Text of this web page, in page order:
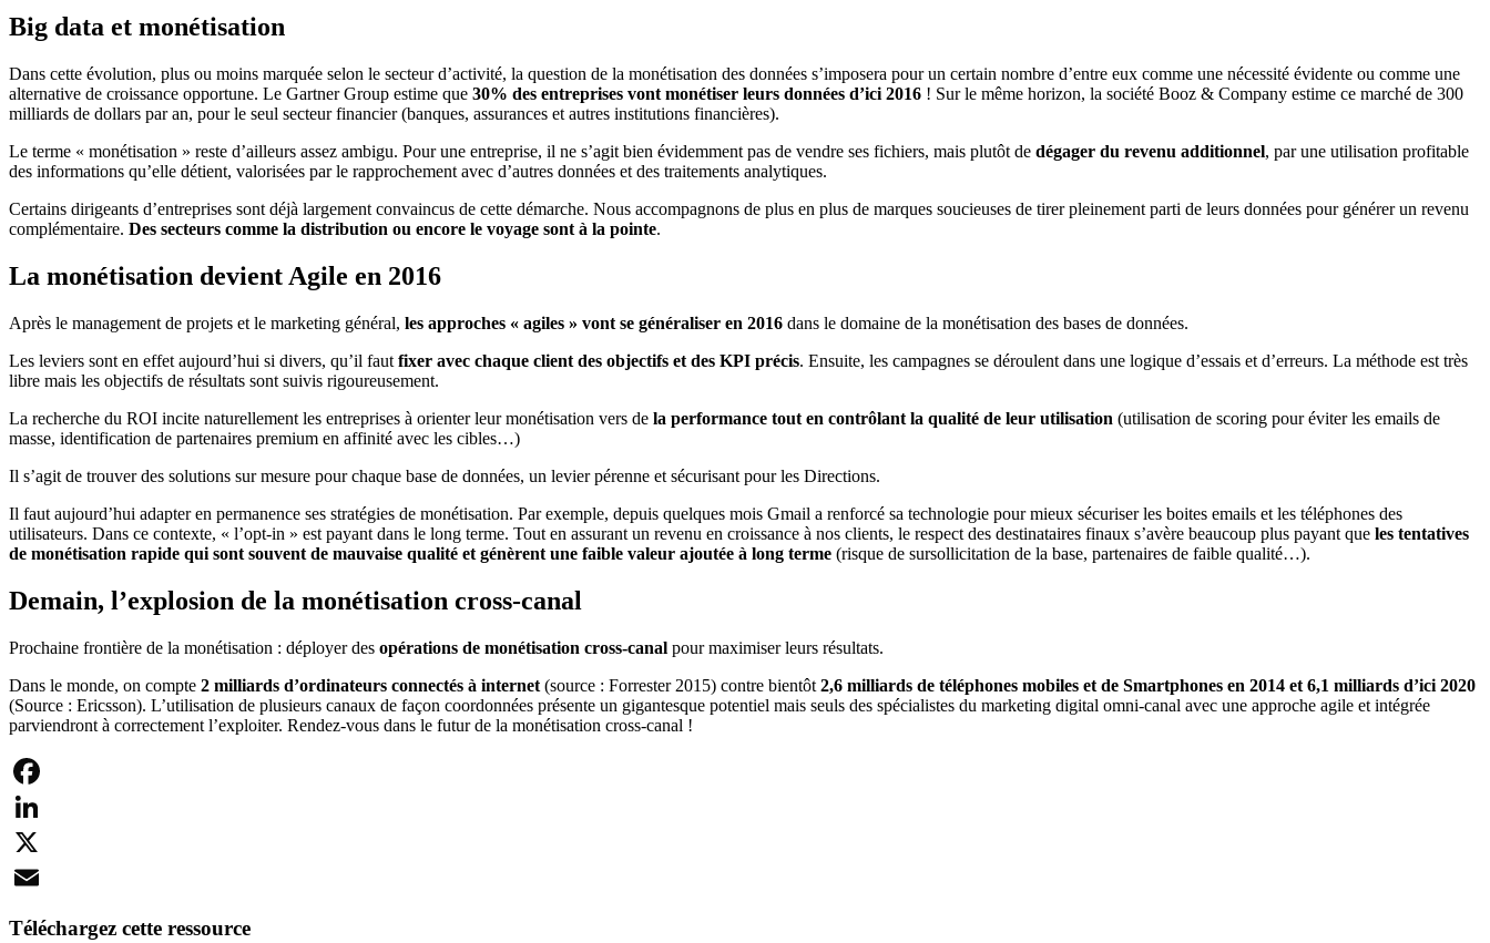
Big data et monétisation
Dans cette évolution, plus ou moins marquée selon le secteur d’activité, la question de la monétisation des données s’imposera pour un certain nombre d’entre eux comme une nécessité évidente ou comme une
alternative de croissance opportune. Le Gartner Group estime que 30% des entreprises vont monétiser leurs données d’ici 2016 ! Sur le même horizon, la société Booz & Company estime ce marché de 300
milliards de dollars par an, pour le seul secteur financier (banques, assurances et autres institutions financières).
Le terme « monétisation » reste d’ailleurs assez ambigu. Pour une entreprise, il ne s’agit bien évidemment pas de vendre ses fichiers, mais plutôt de dégager du revenu additionnel, par une utilisation profitable
des informations qu’elle détient, valorisées par le rapprochement avec d’autres données et des traitements analytiques.
Certains dirigeants d’entreprises sont déjà largement convaincus de cette démarche. Nous accompagnons de plus en plus de marques soucieuses de tirer pleinement parti de leurs données pour générer un revenu
complémentaire. Des secteurs comme la distribution ou encore le voyage sont à la pointe.
La monétisation devient Agile en 2016
Après le management de projets et le marketing général, les approches « agiles » vont se généraliser en 2016 dans le domaine de la monétisation des bases de données.
Les leviers sont en effet aujourd’hui si divers, qu’il faut fixer avec chaque client des objectifs et des KPI précis. Ensuite, les campagnes se déroulent dans une logique d’essais et d’erreurs. La méthode est très
libre mais les objectifs de résultats sont suivis rigoureusement.
La recherche du ROI incite naturellement les entreprises à orienter leur monétisation vers de la performance tout en contrôlant la qualité de leur utilisation (utilisation de scoring pour éviter les emails de
masse, identification de partenaires premium en affinité avec les cibles…)
Il s’agit de trouver des solutions sur mesure pour chaque base de données, un levier pérenne et sécurisant pour les Directions.
Il faut aujourd’hui adapter en permanence ses stratégies de monétisation. Par exemple, depuis quelques mois Gmail a renforcé sa technologie pour mieux sécuriser les boites emails et les téléphones des
utilisateurs. Dans ce contexte, « l’opt-in » est payant dans le long terme. Tout en assurant un revenu en croissance à nos clients, le respect des destinataires finaux s’avère beaucoup plus payant que les tentatives
de monétisation rapide qui sont souvent de mauvaise qualité et génèrent une faible valeur ajoutée à long terme (risque de sursollicitation de la base, partenaires de faible qualité…).
Demain, l’explosion de la monétisation cross-canal
Prochaine frontière de la monétisation : déployer des opérations de monétisation cross-canal pour maximiser leurs résultats.
Dans le monde, on compte 2 milliards d’ordinateurs connectés à internet (source : Forrester 2015) contre bientôt 2,6 milliards de téléphones mobiles et de Smartphones en 2014 et 6,1 milliards d’ici 2020
(Source : Ericsson). L’utilisation de plusieurs canaux de façon coordonnées présente un gigantesque potentiel mais seuls des spécialistes du marketing digital omni-canal avec une approche agile et intégrée
parviendront à correctement l’exploiter. Rendez-vous dans le futur de la monétisation cross-canal !
Facebook
LinkedIn
X
Téléchargez cette ressource